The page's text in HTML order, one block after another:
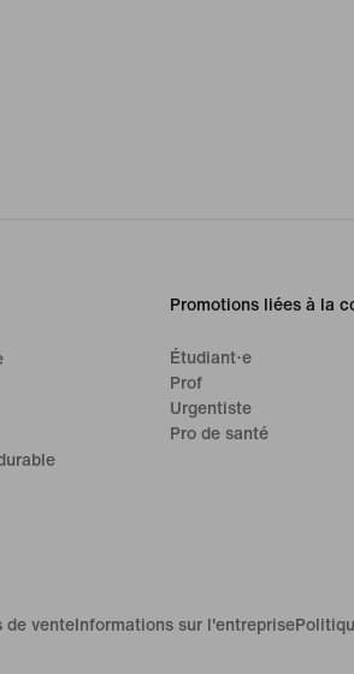
Promotions liées à la
Étudiant·e
Prof
Urgentiste
Pro de santé
de vente Informations sur l'entreprise